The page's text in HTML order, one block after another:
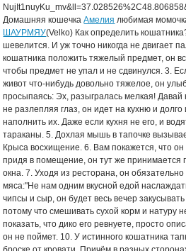
Домашняя кошечкаАмелия любимая
ШАУРМЯУ(Velko) Как определить кошатника? 1. Когда он спит, он почти не шевелится. И уж точно никогда не двигает пальцами ног. 2. Если на спящего кошатника положить тяжелый предмет, он всю ночь будет заботиться, чтобы предмет не упал и не сдвинулся. 3. Если во сне кинуть кошатнику на живот что-нибудь довольно тяжелое, он улыбнется и пробурчит, не просыпаясь: Эх, разыгралась мелкая! Давай на кухню я спать хочу 4. Утром, не разлепляя глаз, он идет на кухню и долго ищет там миски, чтобы наполнить их. Даже если кухня не его, и водятся на ней из животных только тараканы. 5. Дохлая мышь в тапочке вызывает у кошатника умиление. Крыса восхищение. 6. Вам покажется, что он всегда простужен, потому что, придя в помещение, он тут же принимается прикрывать двери и запирать окна. 7. Уходя из ресторана, он обязательно оставит на столе кусок мяса:"Не нам одним вкусной едой наслаждаться" 8. Если вы подадите к пиву чипсы и сыр, он будет весь вечер закусывать только чем-либо одним, потому что смешивать сухой корм и натуру нельзя. 9. Если вы хотите показать, что дико его ревнуете, просто описайте ему ботинок. По-другому он не поймет. 10. У истинного кошатника тапки всегда по утру валяются в броске от кровати. Причём в разных сторонах 11. Определить истинного кошатника легко! В любой компании он как правило срывается на разговоры о кошках ......даже если обещал себе этого не делать 12. Определить истинного кошатника проще по коллекции кошек, брелку с кошкой и картинке с кошкой на десктопе и мобилке 13. У истинного кошатника есть специальная тряпочка или щеточка для мытья кошкиных мисок. 14. Истинный кошатник, придя с работы вечером, сначала кормит кошек, а потом ест сам. 15. Истинный кошатник не выбрасывает фантики в мусорное ведро. Он скатывает их в шарик и кидает на пол. 16. Истинный кошатник знает, каков на вкус кошачий корм. 17. Покупая вкусности себе, настоящий кошатник купит деликатесов и коту. И коту, пожалуй, в первую очередь... 18. Одежду кошатник выбирает по принципу: а) к ней не прилипает шерсть (или с нее легко счистить шерсть, или на ней не видно шерсть) б) на ней трудно сделать зацепки. 19. Истинный кошатник никогда не захлопывает двери резким движением. Он прикрывает их очень осторожно, или оставляет щель шириной с кошачью тушку. 20. Истинный кошатник, не дотягивая до зарплаты, больше всего сокрушается о том, что кошке будет нечего кушать (а не ему самому). 21. Каждый цветок в доме истинного кошатника был разрыт или уронен с подоконника хотя бы один раз. 22. Истинный кошатник мужского пола лежит на спине всегда согнув ноги &mdash; коты часто промахиваются мимо живота. 23. Знакомясь с кем-то, Истинный Кошатник перво-наперво выясняет, любит ли человек кошек. Если тот кошек не любит, Истинный Кошатник сразу же теряет к нему интерес, а то и вовсе начинает относиться враждебно. 24. Истинный кошатник никогда не ест куриные хрящики. 25. Истинный кошатник всегда знает, какая из его кошек роется сейчас в туалете. 26. Истинный кошатник никогда не ленится убирать еду со стола в холодильник. 27. Истинный кошатник в гости приходит с подарком не для хозяйского ребёнка, а для хозяйского кота. 28. Истинный кошатник играет с чужим ребёнком так, как он (ИК) играет с котом. 29. Истинный кошатник всегда покупает еду сначала для кота, а на оставшиеся деньги -для себя. 30. Истинный кошатник никогда не ставит стакан рядом с клавиатурой. 31. Истинный кошатник при покупке нового цветка сначала выяснит, не ядовито ли растение для кошек. 32. Истинный кошатник, владеющий некастрированным котом или ревнивой кошкой, всегда имеет место в плотно закрывающемся шкафу для обуви гостей. 33. Истинный кошатник всегда точно знает, кто ему дороже : кот или супруг. 34. Истинный кошатник знает: как человек обращается с животным, так он и будет обращаться с ИК (ласки и пр..постель.) 35. Истинный кошатник всегда, везде и всюду будет обращать в свою кошачью веру желающих и нежелающих. 36. Истинный кошатник счастлив только тогда, когда семья(или человек), не имевшая ранее кота, взяла у него котёнка и через год всё ещё довольна. 37. Истинный кошатник никогда не убирает постель, если на ней кто-то спит(не человеческий член семьи). 38. Истинный кошатник свято уверен, что лучшая приправа - это кошачья шерсть. 39. Истинный кошатник считает себя привелегированным существом относительно собачника. Ему не нужно каждый день гулять. 40. У Истинного кошатника есть только одна мечта - огромный загородный дом, чтобы побольше, ПОБОЛЬШЕ... А вот тогда он подумает и о собаке, должен же кто-то охранять его Алмазный Фонд!!! 41. Настоящий кошатник никогда не чувствует себя полностью одетым, если на нем нет кошачьей шерсти 42. Кошатник принюхивается к каждой лужице пролитой жидкости! 43. Истинный кошатник, после того, как кот несколько раз попытался забраться на форточку, сделает специальную досочку для сидения на форточке. 44. Истинный кошатник, когда кот, забыв убрать когти, прыгает на колени, мужественно сжимает челюсти и не издает ни звука. А то кот может испугаться и не будет больше приходить на ручки. 45. Истинный кошатник, даже катастрофически опаздывая утром на работу, задержится, чтобы погладить пришедшего его проводить кота.